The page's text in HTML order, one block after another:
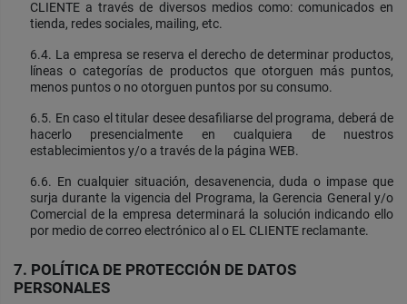
CLIENTE a través de diversos medios como: comunicados en
tienda, redes sociales, mailing, etc.
6.4. La empresa se reserva el derecho de determinar productos,
líneas o categorías de productos que otorguen más puntos,
menos puntos o no otorguen puntos por su consumo.
6.5. En caso el titular desee desafiliarse del programa, deberá de
hacerlo presencialmente en cualquiera de nuestros
establecimientos y/o a través de la página WEB.
6.6. En cualquier situación, desavenencia, duda o impase que
surja durante la vigencia del Programa, la Gerencia General y/o
Comercial de la empresa determinará la solución indicando ello
por medio de correo electrónico al o EL CLIENTE reclamante.
7. POLÍTICA DE PROTECCIÓN DE DATOS
PERSONALES